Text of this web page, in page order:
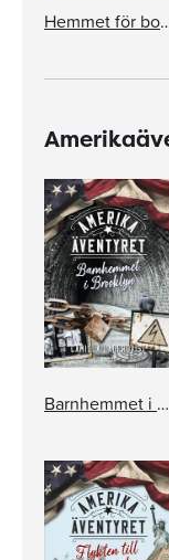
Hemmet för
Barnhemmet i Brooklyn